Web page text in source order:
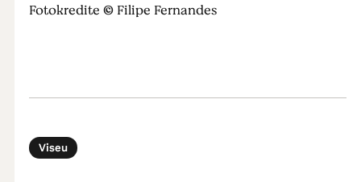
Fotokredite © Filipe Fernandes
Viseu